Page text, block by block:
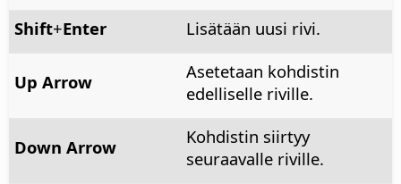
Shift+Enter Lisätään uusi rivi.
Up Arrow
Asetetaan kohdistin
edelliselle riville.
Down Arrow
Kohdistin siirtyy
seuraavalle riville.